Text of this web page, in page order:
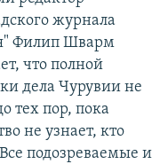
журнала
Филип Шварм
что полной
дела Чурувии не
тех пор, пока
не узнает, кто
подозреваемые и